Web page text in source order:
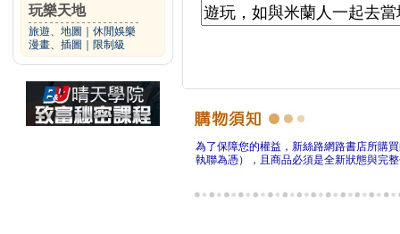
玩樂天地
旅遊、地圖
休閒娛樂
漫畫、插圖
限制級
為了保障您的權益，新絲路網路書店所購
執聯為憑），且商品必須是全新狀態與完